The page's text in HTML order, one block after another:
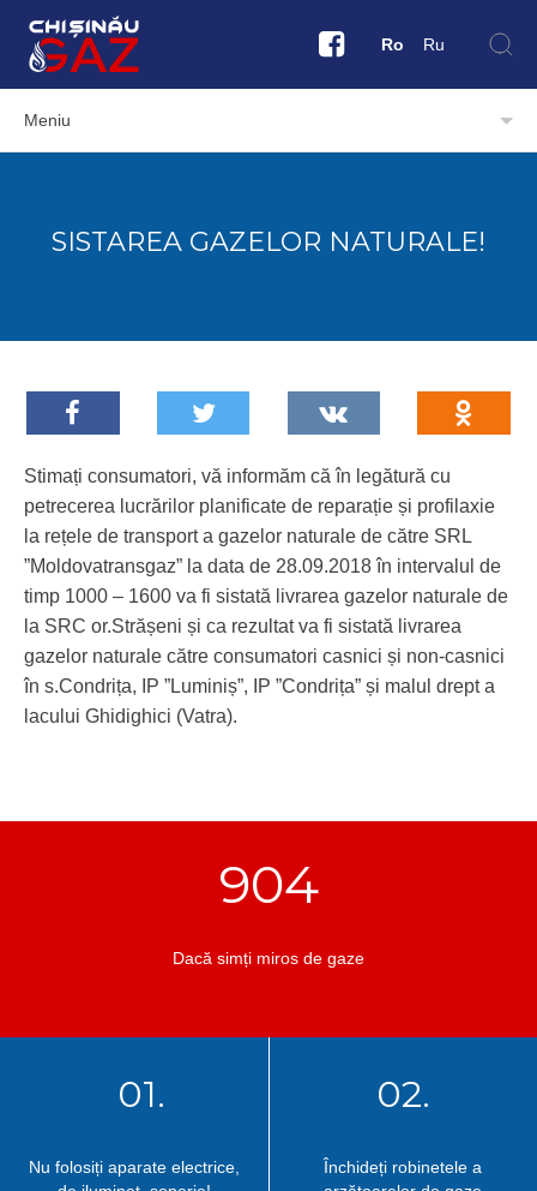
Ro Ru
Meniu
SISTAREA GAZELOR NATURALE!
Stimați consumatori, vă informăm că în legătură cu
petrecerea lucrărilor planificate de reparație și profilaxie
la rețele de transport a gazelor naturale de către SRL
”Moldovatransgaz” la data de 28.09.2018 în intervalul de
timp 1000 – 1600 va fi sistată livrarea gazelor naturale de
la SRC or.Strășeni și ca rezultat va fi sistată livrarea
gazelor naturale către consumatori casnici și non-casnici
în s.Condrița, IP ”Luminiș”, IP ”Condrița” și malul drept a
lacului Ghidighici (Vatra).
904
Dacă simți miros de gaze
01.
Nu folosiți aparate electrice,
02.
Închideți robinetele a